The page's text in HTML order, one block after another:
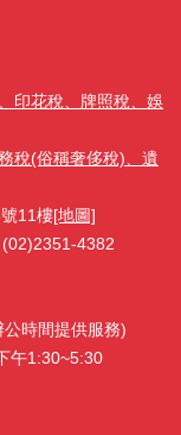
印花稅、牌照稅、娛
稅(俗稱奢侈稅)、遺
11樓[地圖]
4382
時間提供服務)
午1:30~5:30